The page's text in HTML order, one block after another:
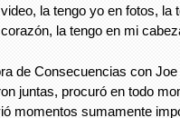
la tengo yo en fotos, la
la tengo en mi
de Consecuencias con
juntas, procuró en todo
momentos sumamente